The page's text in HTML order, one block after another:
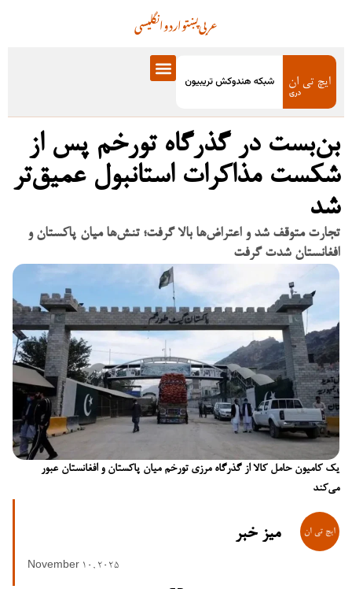
انگلیسیاردوپښتوعربی
بن‌بست در گذرگاه تورخم پس از
شکست مذاکرات استانبول عمیق‌تر
شد
تجارت متوقف شد و اعتراض‌ها بالا گرفت؛ تنش‌ها میان پاکستان و
افغانستان شدت گرفت
یک کامیون حامل کالا از گذرگاه مرزی تورخم میان پاکستان و افغانستان عبور
می‌کند
میز خبر
November 10, 2025